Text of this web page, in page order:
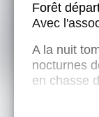
Forêt
Avec
A la nuit
nocturnes
en chasse